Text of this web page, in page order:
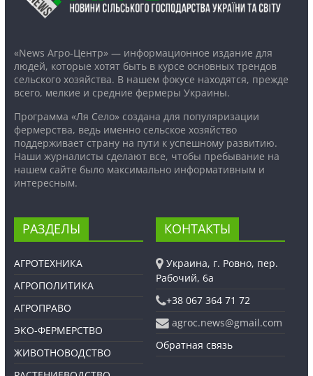
«News Агро-Центр» — информационное издание для
людей, которые хотят быть в курсе основных трендов
сельского хозяйства. В нашем фокусе находятся, прежде
всего, мелкие и средние фермеры Украины.
Программа «Ля Село» создана для популяризации
фермерства, ведь именно сельское хозяйство
поддерживает страну на пути к успешному развитию.
Наши журналисты сделают все, чтобы пребывание на
нашем сайте было максимально информативным и
интересным.
РАЗДЕЛЫ
АГРОТЕХНИКА
АГРОПОЛИТИКА
АГРОПРАВО
ЭКО-ФЕРМЕРСТВО
ЖИВОТНОВОДСТВО
КОНТАКТЫ
Украина, г. Ровно, пер.
Рабочий, 6а
+38 067 364 71 72
agroc.news@gmail.com
Обратная связь